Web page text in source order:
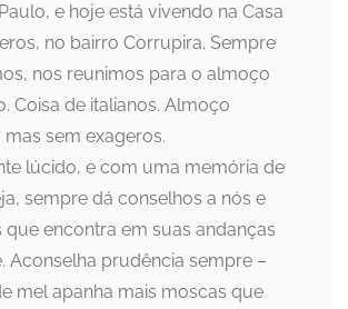
e hoje está vivendo na Casa
no bairro Corrupira. Sempre
nos reunimos para o almoço
Coisa de italianos. Almoço
sem exageros.
lúcido, e com uma memória de
sempre dá conselhos a nós e
que encontra em suas andanças
Aconselha prudência sempre –
mel apanha mais moscas que